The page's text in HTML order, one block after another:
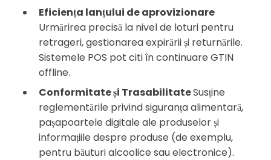
Eficiența lanțului de aprovizionare
Urmărirea precisă la nivel de loturi pentru
retrageri, gestionarea expirării și returnările.
Sistemele POS pot citi în continuare GTIN
offline.
Conformitate și TrasabilitateSusține
reglementările privind siguranța alimentară,
pașapoartele digitale ale produselor și
informațiile despre produse (de exemplu,
pentru băuturi alcoolice sau electronice).